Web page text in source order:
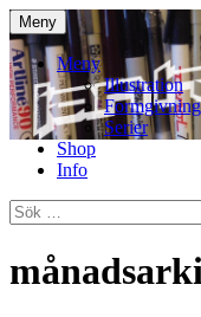
Jan
Illustration |
Meny Gå
till
innehåll
Meny
Illustration
Formgivning
Serier
Shop
Info
Sök
efter: